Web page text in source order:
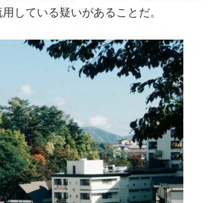
している疑いがあることだ。